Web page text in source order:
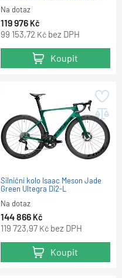
Na dotaz
119 976 Kč
99 153,72 Kč bez DPH
Koupit
Silniční kolo Isaac Meson Jade
Green Ultegra Di2-L
Na dotaz
144 866 Kč
119 723,97 Kč bez DPH
Koupit